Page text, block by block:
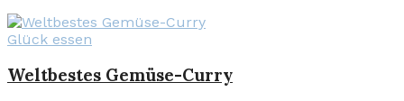
Glück essen
Weltbestes Gemüse-Curry